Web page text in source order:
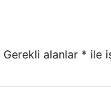
Gerekli alanlar * ile